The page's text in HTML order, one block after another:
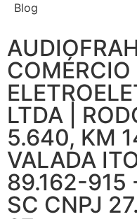
Blog
COMÉRCIO
LTDA |
5.640, KM
VALADA
89.162-915
SC CNPJ